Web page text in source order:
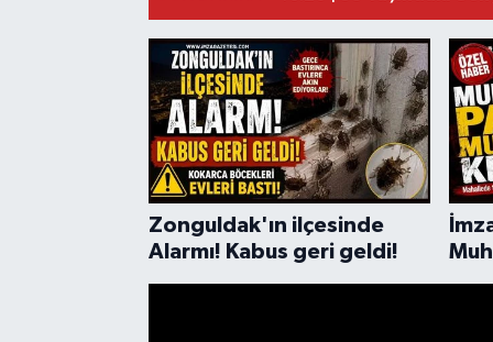
Zonguldak'ın ilçesinde
Alarmı! Kabus geri geldi!
GÖKÇEBEY
KARABÜK